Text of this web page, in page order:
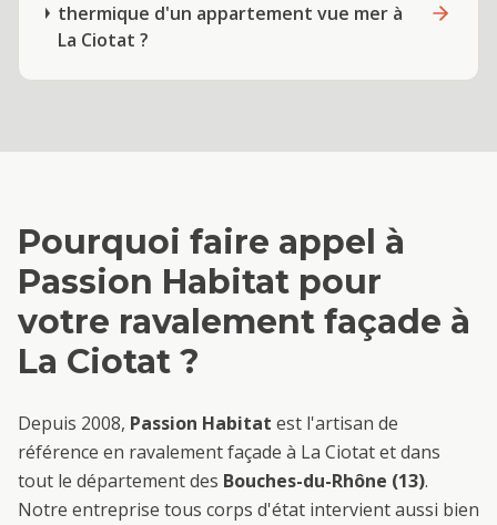
thermique d'un appartement vue mer à
La Ciotat ?
Pourquoi faire appel à
Passion Habitat pour
votre ravalement façade à
La Ciotat ?
Depuis 2008, Passion Habitat est l'artisan de
référence en ravalement façade à La Ciotatet dans
tout le département des Bouches-du-Rhône (13).
Notre entreprise tous corps d'état intervient aussi bien